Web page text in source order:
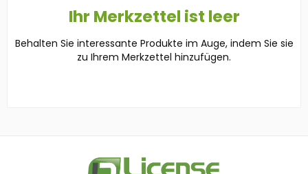
Ihr Merkzettel ist leer
Behalten Sie interessante Produkte im Auge, indem Sie sie
zu Ihrem Merkzettel hinzufügen.